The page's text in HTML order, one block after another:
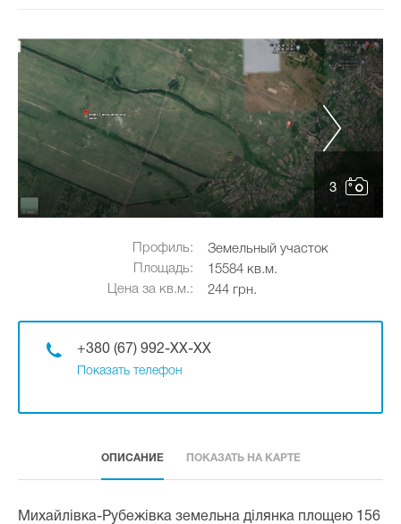
3
Профиль:
Земельный участок
Площадь:
15584 кв.м.
Цена за кв.м.:
244 грн.
+380 (67) 992-XX-XX
Показать телефон
ОПИСАНИЕ ПОКАЗАТЬ НА КАРТЕ
Михайлівка-Рубежівка земельна ділянка площею 156